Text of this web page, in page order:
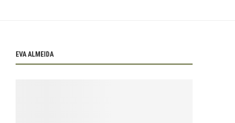
EVA ALMEIDA